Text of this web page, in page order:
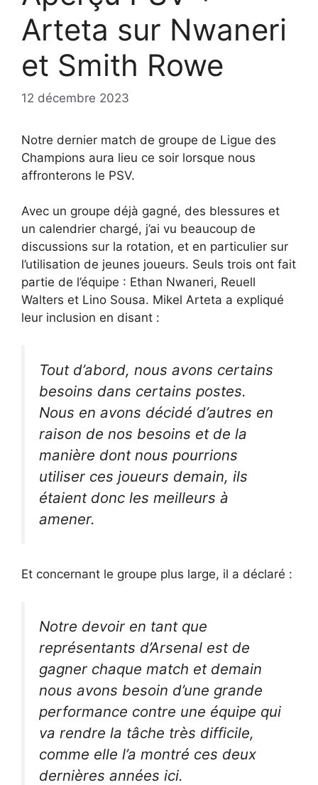
Arteta sur Nwaneri
et Smith Rowe
12 décembre 2023
Notre dernier match de groupe de Ligue des
Champions aura lieu ce soir lorsque nous
affronterons le PSV.
Avec un groupe déjà gagné, des blessures et
un calendrier chargé, j’ai vu beaucoup de
discussions sur la rotation, et en particulier sur
l’utilisation de jeunes joueurs. Seuls trois ont fait
partie de l’équipe : Ethan Nwaneri, Reuell
Walters et Lino Sousa. Mikel Arteta a expliqué
leur inclusion en disant :
Tout d’abord, nous avons certains
besoins dans certains postes.
Nous en avons décidé d’autres en
raison de nos besoins et de la
manière dont nous pourrions
utiliser ces joueurs demain, ils
étaient donc les meilleurs à
amener.
Et concernant le groupe plus large, il a déclaré :
Notre devoir en tant que
représentants d’Arsenal est de
gagner chaque match et demain
nous avons besoin d’une grande
performance contre une équipe qui
va rendre la tâche très difficile,
comme elle l’a montré ces deux
dernières années ici.